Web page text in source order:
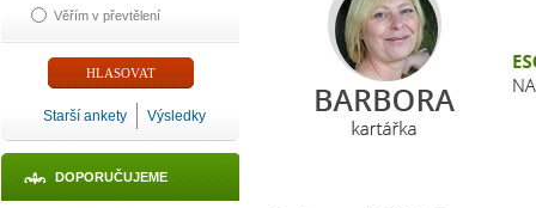
Věřím v převtělení
Starší ankety Výsledky
DOPORUČUJEME